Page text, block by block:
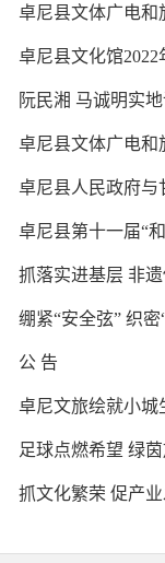
卓尼县文体广电和
卓尼县文化馆
阮民湘 马诚明实
卓尼县文体广电和
卓尼县人民政府与
卓尼县第十一届“
抓落实进基层 非
绷紧“安全弦” 织密
公 告
卓尼文旅绘就小城
足球点燃希望 绿
抓文化繁荣 促产